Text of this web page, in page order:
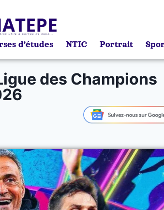
d’études NTIC Portrait
des Champions